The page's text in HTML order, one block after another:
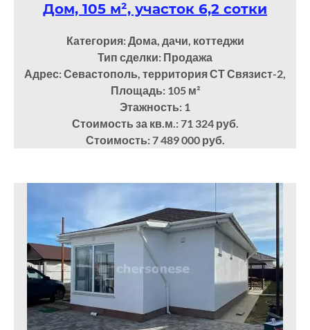
Дом, 105 м², участок 6,2 сотки
Категория: Дома, дачи, коттеджи
Тип сделки: Продажа
Адрес: Севастополь, территория СТ Связист-2,
Площадь: 105м²
Этажность: 1
Стоимость за кв.м.: 71 324 руб.
Стоимость: 7 489 000 руб.